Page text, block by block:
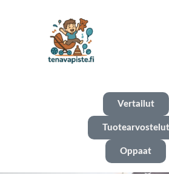
Vertailut
Tuotearvostelut
Oppaat